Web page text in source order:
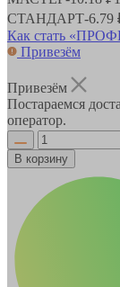
СТАНДАРТ-6.79
Как стать
Привезём
Привезём
Постараемся
оператор.
В корзину